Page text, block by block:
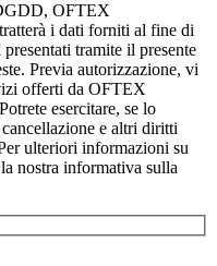
OFTEX
i dati forniti al fine di
tramite il presente
Previa autorizzazione, vi
offerti da OFTEX
esercitare, se lo
e altri diritti
ulteriori informazioni su
nostra informativa sulla